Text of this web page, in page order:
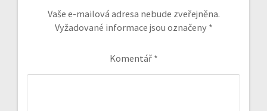
Vaše e-mailová adresa nebude zveřejněna.
Vyžadované informace jsou označeny *
Komentář *